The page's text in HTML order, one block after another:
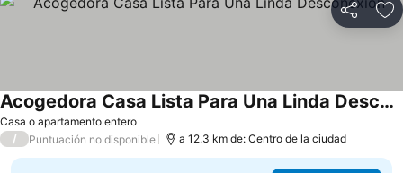
Compartir
Casa o apartamento entero
Acogedora Casa Lista Para Una Linda Desconexión
Ver precios
/ Puntuación no disponible a 12.3 km de: Centro de la ciudad